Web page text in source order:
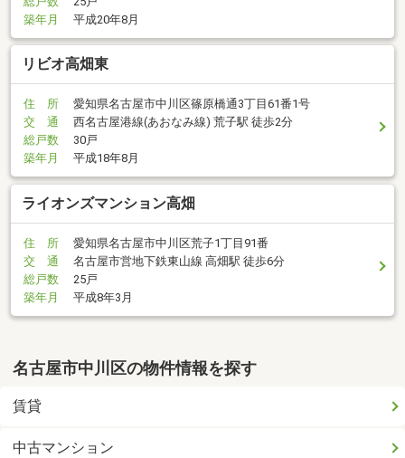
築年月
平成20年8月
リビオ高畑東
住 所
愛知県名古屋市中川区篠原橋通3丁目61番1号
交 通
西名古屋港線(あおなみ線) 荒子駅 徒歩2分
総戸数
30戸
築年月
平成18年8月
ライオンズマンション高畑
住 所
愛知県名古屋市中川区荒子1丁目91番
交 通
名古屋市営地下鉄東山線 高畑駅 徒歩6分
総戸数
25戸
築年月
平成8年3月
名古屋市中川区の物件情報を探す
賃貸
中古マンション